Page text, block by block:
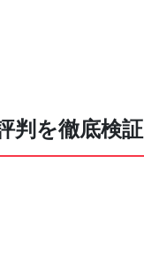
判を徹底検証